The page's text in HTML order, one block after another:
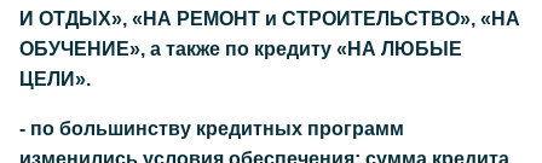
И ОТДЫХ», «НА РЕМОНТ и СТРОИТЕЛЬСТВО», «НА
ОБУЧЕНИЕ», а также по кредиту «НА ЛЮБЫЕ
ЦЕЛИ».
- по большинству кредитных программ
изменились условия обеспечения: cумма кредита